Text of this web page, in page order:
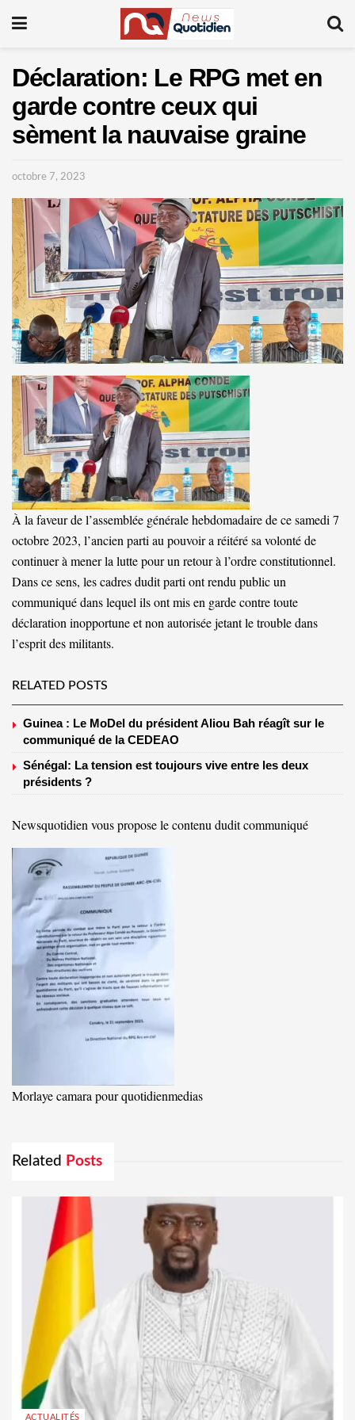
Déclaration: Le RPG met en
garde contre ceux qui
sèment la nauvaise graine
octobre 7, 2023
À la faveur de l’assemblée générale hebdomadaire de ce samedi 7
octobre 2023, l’ancien parti au pouvoir a réitéré sa volonté de
continuer à mener la lutte pour un retour à l’ordre constitutionnel.
Dans ce sens, les cadres dudit parti ont rendu public un
communiqué dans lequel ils ont mis en garde contre toute
déclaration inopportune et non autorisée jetant le trouble dans
l’esprit des militants.
RELATED POSTS
Guinea : Le MoDel du président Aliou Bah réagît sur le
communiqué de la CEDEAO
Sénégal: La tension est toujours vive entre les deux
présidents ?
Newsquotidien vous propose le contenu dudit communiqué
Morlaye camara pour quotidienmedias
Related Posts
ACTUALITÉS